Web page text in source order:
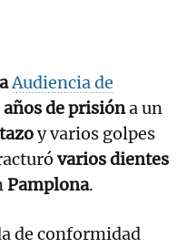
Audiencia de
años de prisióna un
y varios golpes
varios dientes
Pamplona.
de conformidad